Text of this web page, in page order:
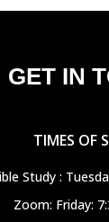
GET IN
TIMES OF
Study :
Zoom: Friday: